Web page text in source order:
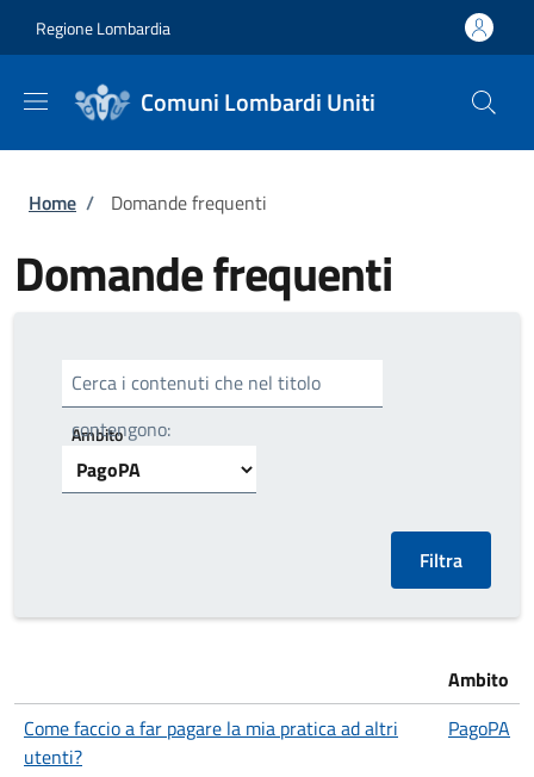
Regione Lombardia
Comuni Lombardi Uniti
Briciole di pane
Home / Domande frequenti
Domande frequenti
Cerca i contenuti che nel titolo
contengono:
Ambito
Ambito
Come faccio a far pagare la mia pratica ad altri
utenti?
PagoPA